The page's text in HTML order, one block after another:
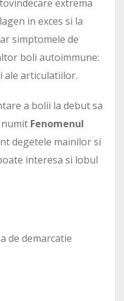
extrema
in exces si la
simptomele de
boli autoimmune:
ale articulatiilor.
a bolii la debut sa
numit Fenomenul
degetele mainilor si
interesa si lobul
de demarcatie